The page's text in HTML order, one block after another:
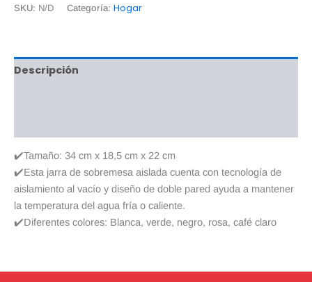
SKU: N/D Categoría: Hogar
Descripción
✔️Tamaño: 34 cm x 18,5 cm x 22 cm
✔️Esta jarra de sobremesa aislada cuenta con tecnología de
aislamiento al vacío y diseño de doble pared ayuda a mantener
la temperatura del agua fría o caliente.
✔️Diferentes colores: Blanca, verde, negro, rosa, café claro